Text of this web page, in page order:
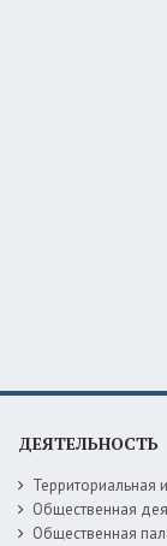
ДЕЯТЕЛЬНОСТЬ
Территориальная
Общественная
Общественная